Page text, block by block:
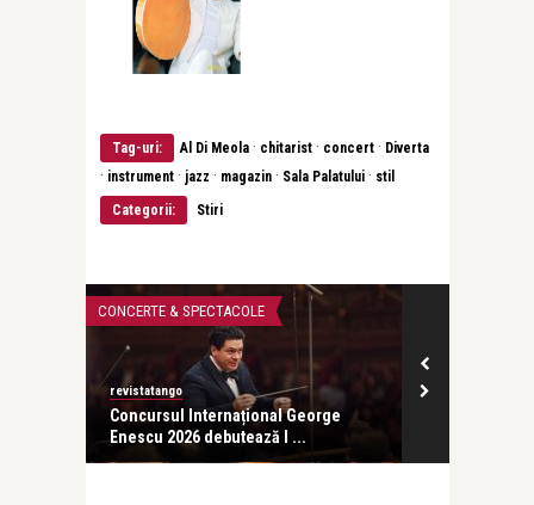
Tag-uri: Al Di Meola · chitarist · concert · Diverta
· instrument · jazz · magazin · Sala Palatului · stil
Categorii:
Stiri
CONCERTE & SPECTACOLE
revistatango
Concursul Internațional George
Enescu 2026 debutează l ...